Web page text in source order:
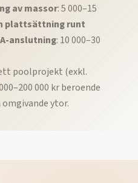
av massor: 5 000–15
plattsättning runt
anslutning: 10 000–30
poolprojekt (exkl.
000 kr beroende
ytor.